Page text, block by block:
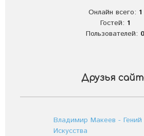
Онлайн всего: 1
Гостей: 1
Пользователей: 0
Друзья
Владимир Макеев - Гений
Искусства